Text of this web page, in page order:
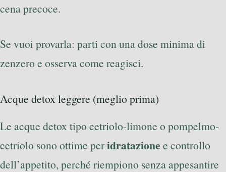
cena precoce.
Se vuoi provarla: parti con una dose minima di
zenzero e osserva come reagisci.
Acque detox leggere (meglio prima)
Le acque detox tipo cetriolo-limone o pompelmo-
cetriolo sono ottime peridratazione e controllo
dell’appetito, perché riempiono senza appesantire